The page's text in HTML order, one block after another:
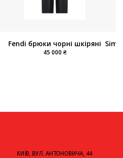
Fendi брюки чорні шкіряні
45 000 ₴
КИЇВ, ВУЛ. АНТОНОВИЧА, 44